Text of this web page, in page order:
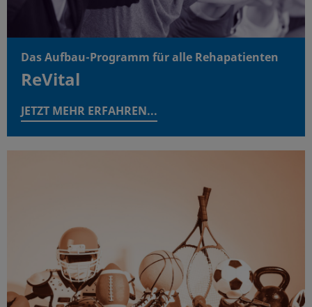
Das Aufbau-Programm für alle Rehapatienten
ReVital
JETZT MEHR ERFAHREN...